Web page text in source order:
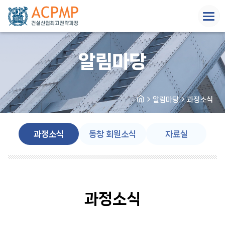
알림마당
알림마당 과정소식
과정소식 동창 회원소식 자료실
과정소식